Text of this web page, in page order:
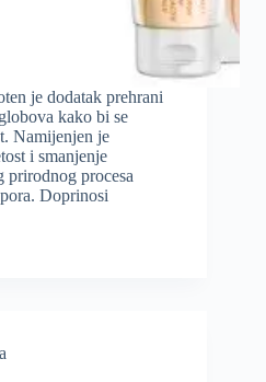
je dodatak prehrani
kako bi se
Namijenjen je
i smanjenje
procesa
Doprinosi